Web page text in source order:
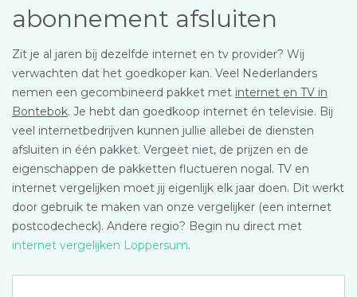
abonnement afsluiten
Zit je al jaren bij dezelfde internet en tv provider? Wij
verwachten dat het goedkoper kan. Veel Nederlanders
nemen een gecombineerd pakket met internet en TV in
Bontebok. Je hebt dan goedkoop internet én televisie. Bij
veel internetbedrijven kunnen jullie allebei de diensten
afsluiten in één pakket. Vergeet niet, de prijzen en de
eigenschappen de pakketten fluctueren nogal. TV en
internet vergelijken moet jij eigenlijk elk jaar doen. Dit werkt
door gebruik te maken van onze vergelijker (een internet
postcodecheck). Andere regio? Begin nu direct met
internet vergelijken Loppersum.